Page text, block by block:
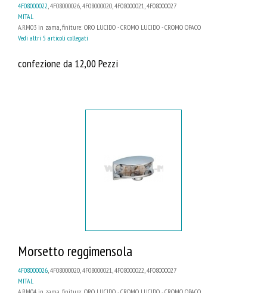
4F08000022 , 4F08000026, 4F08000020, 4F08000021, 4F08000027
MITAL
A.RM03 in zama, finiture: ORO LUCIDO - CROMO LUCIDO - CROMO OPACO
Vedi altri 5 articoli collegati
confezione da 12,00 Pezzi
Morsetto reggimensola
4F08000026, 4F08000020, 4F08000021, 4F08000022, 4F08000027
MITAL